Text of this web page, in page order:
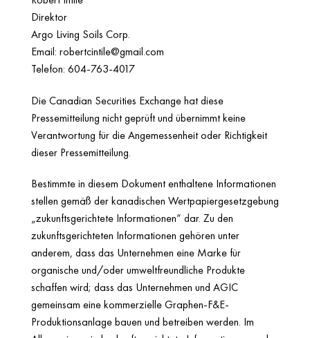
Direktor
Argo Living Soils Corp.
Email: robertcintile@gmail.com
Telefon: 604-763-4017
Die Canadian Securities Exchange hat diese
Pressemitteilung nicht geprüft und übernimmt keine
Verantwortung für die Angemessenheit oder Richtigkeit
dieser Pressemitteilung.
Bestimmte in diesem Dokument enthaltene Informationen
stellen gemäß der kanadischen Wertpapiergesetzgebung
„zukunftsgerichtete Informationen“ dar. Zu den
zukunftsgerichteten Informationen gehören unter
anderem, dass das Unternehmen eine Marke für
organische und/oder umweltfreundliche Produkte
schaffen wird; dass das Unternehmen und AGIC
gemeinsam eine kommerzielle Graphen-F&E-
Produktionsanlage bauen und betreiben werden. Im